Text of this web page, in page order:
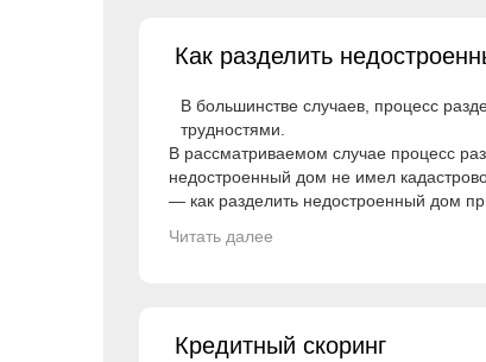
Как разделить
В большинстве случаев, процесс
трудностями.
В рассматриваемом случае процесс
недостроенный дом не имел
— как разделить недостроенный дом
Читать далее
Кредитный скоринг